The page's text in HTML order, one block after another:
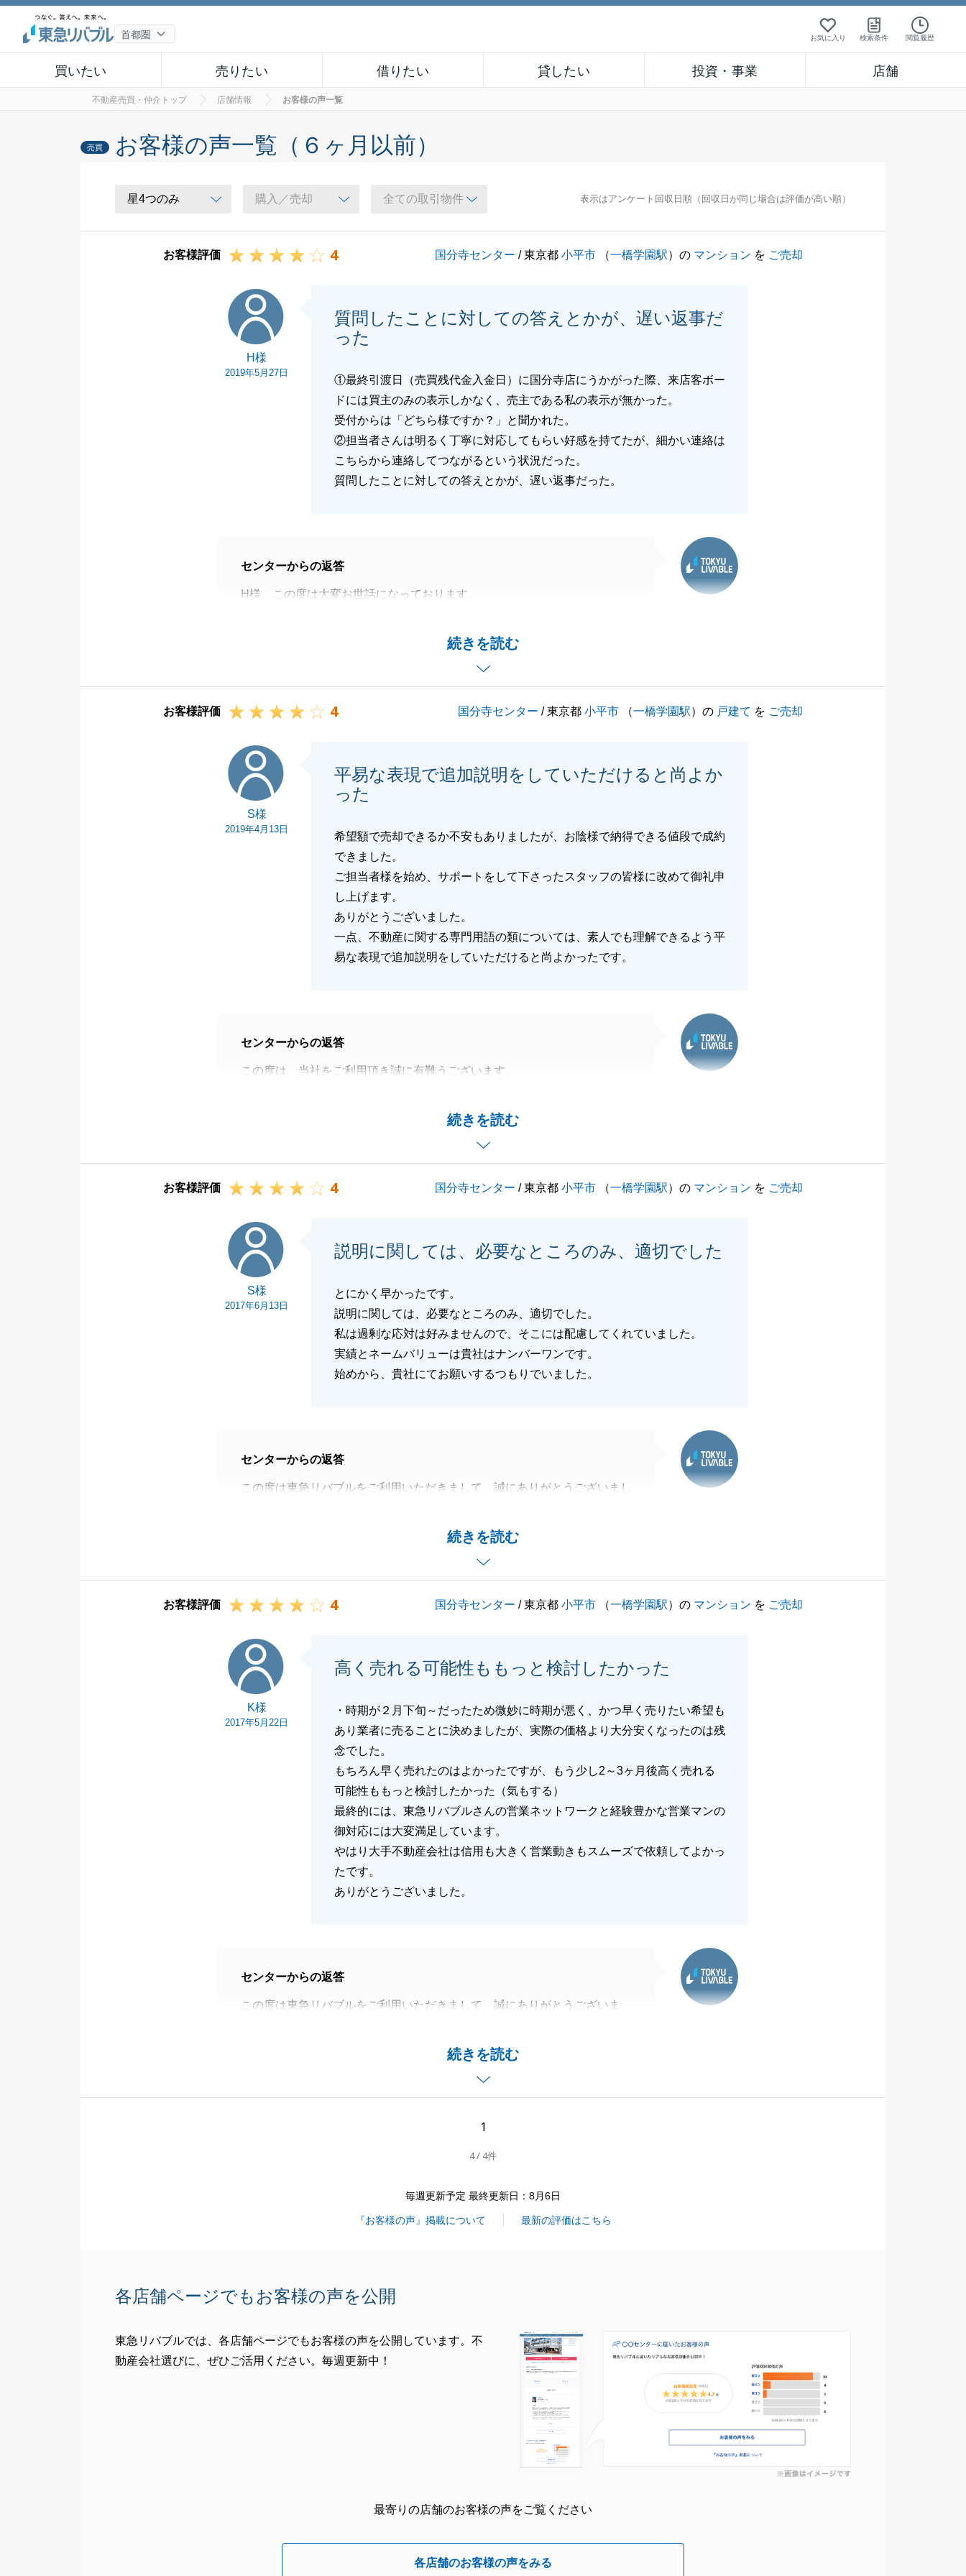
お気に入り 検索条件 閲覧履歴
買いたい 売りたい 借りたい 貸したい 投資・事業 店舗
不動産売買・仲介トップ 店舗情報 お客様の声一覧
売買 お客様の声一覧（６ヶ月以前）
表示はアンケート回収日順（回収日が同じ場合は評価が高い順）
お客様評価 4 国分寺センター / 東京都小平市 （一橋学園駅）の マンション を ご売却
H様
2019年5月27日
質問したことに対しての答えとかが、遅い返事だ
った
①最終引渡日（売買残代金入金日）に国分寺店にうかがった際、来店客ボー
ドには買主のみの表示しかなく、売主である私の表示が無かった。
受付からは「どちら様ですか？」と聞かれた。
②担当者さんは明るく丁寧に対応してもらい好感を持てたが、細かい連絡は
こちらから連絡してつながるという状況だった。
質問したことに対しての答えとかが、遅い返事だった。
続きを読む
センターからの返答
H様、この度は大変お世話になっております。
いませんでした。以後最大限早い対応を心掛けますので、今後とも何かござ
いましたらいつでもご連絡くださいませ。
ご来店ボードについても大変失礼をいたしました。
よろしくお願い申し上げます。
お客様評価 4 国分寺センター / 東京都小平市 （一橋学園駅）の 戸建て を ご売却
S様
2019年4月13日
平易な表現で追加説明をしていただけると尚よか
った
希望額で売却できるか不安もありましたが、お陰様で納得できる値段で成約
できました。
ご担当者様を始め、サポートをして下さったスタッフの皆様に改めて御礼申
し上げます。
ありがとうございました。
一点、不動産に関する専門用語の類については、素人でも理解できるよう平
易な表現で追加説明をしていただけると尚よかったです。
続きを読む
センターからの返答
この度は、当社をご利用頂き誠に有難うございます。
これからもお客様を全力でバックアップさせて頂きますので、私共でご協力
できることがございましたら、何なりと、ご相談ください。
ご指摘誠にありがとうございました。
お客様評価 4 国分寺センター / 東京都小平市 （一橋学園駅）の マンション を ご売却
S様
2017年6月13日
説明に関しては、必要なところのみ、適切でした
とにかく早かったです。
説明に関しては、必要なところのみ、適切でした。
私は過剰な応対は好みませんので、そこには配慮してくれていました。
実績とネームバリューは貴社はナンバーワンです。
始めから、貴社にてお願いするつもりでいました。
続きを読む
センターからの返答
この度は東急リバブルをご利用いただきまして、誠にありがとうございまし
成約まで時間もかからず、スムーズに進めることが出来て本当によかったで
今後とも東急リバブルをご愛顧の程、よろしくお願い致します。
お客様評価 4 国分寺センター / 東京都小平市 （一橋学園駅）の マンション を ご売却
K様
2017年5月22日
高く売れる可能性ももっと検討したかった
・時期が２月下旬～だったため微妙に時期が悪く、かつ早く売りたい希望も
あり業者に売ることに決めましたが、実際の価格より大分安くなったのは残
念でした。
もちろん早く売れたのはよかったですが、もう少し2～3ヶ月後高く売れる
可能性ももっと検討したかった（気もする）
最終的には、東急リバブルさんの営業ネットワークと経験豊かな営業マンの
御対応には大変満足しています。
やはり大手不動産会社は信用も大きく営業動きもスムーズで依頼してよかっ
たです。
ありがとうございました。
続きを読む
センターからの返答
この度は東急リバブルをご利用いただきまして、誠にありがとうございま
Ｋ様のお役に立てたこと、とても嬉しく思います。
販売活動中には、お忙しい中ご協力をいただき、大変感謝しております。
お困りのことなどがございましたらお気軽にお声掛けください。
1
4 / 4件
毎週更新予定 最終更新日：8月6日
『お客様の声』掲載について 最新の評価はこちら
各店舗ページでもお客様の声を公開
東急リバブルでは、各店舗ページでもお客様の声を公開しています。不
動産会社選びに、ぜひご活用ください。毎週更新中！
最寄りの店舗のお客様の声をご覧ください
各店舗のお客様の声をみる